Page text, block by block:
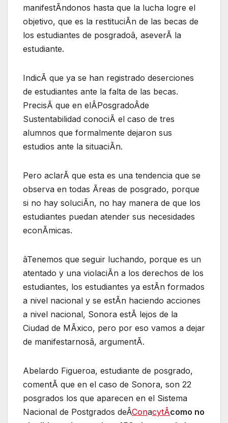
manifestÃndonos hasta que la lucha logre el
objetivo, que es la restituciÃn de las becas de
los estudiantes de posgradoâ, aseverÃ la
estudiante.
IndicÃ que ya se han registrado deserciones
de estudiantes ante la falta de las becas.
PrecisÃ que en elÂPosgradoÂde
Sustentabilidad conociÃ el caso de tres
alumnos que formalmente dejaron sus
estudios ante la situaciÃn.
Pero aclarÃ que esta es una tendencia que se
observa en todas Ãreas de posgrado, porque
si no hay soluciÃn, no hay manera de que los
estudiantes puedan atender sus necesidades
econÃmicas.
âTenemos que seguir luchando, porque es un
atentado y una violaciÃn a los derechos de los
estudiantes, los estudiantes ya estÃn formados
a nivel nacional y se estÃn haciendo acciones
a nivel nacional, Sonora estÃ lejos de la
Ciudad de MÃxico, pero por eso vamos a dejar
de manifestarnosâ, argumentÃ.
Abelardo Figueroa, estudiante de posgrado,
comentÃ que en el caso de Sonora, son 22
posgrados los que aparecen en el Sistema
Nacional de Postgrados deÂConacytÂcomo no